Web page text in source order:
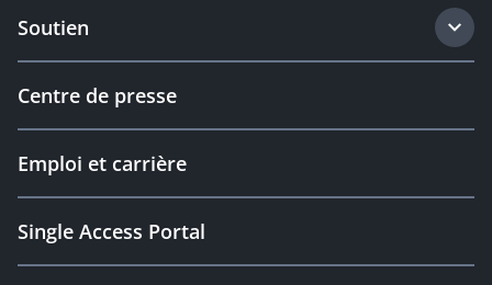
Soutien
Centre de presse
Emploi et carrière
Single Access Portal